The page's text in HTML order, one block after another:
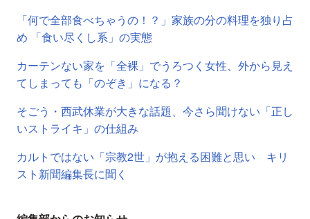
「何で全部食べちゃうの！？」家族の分の料理を独り占
め 「食い尽くし系」の実態
カーテンない家を「全裸」でうろつく女性、外から見え
てしまっても「のぞき」になる？
そごう・西武休業が大きな話題、今さら聞けない「正し
いストライキ」の仕組み
カルトではない「宗教2世」が抱える困難と思い キリ
スト新聞編集長に聞く